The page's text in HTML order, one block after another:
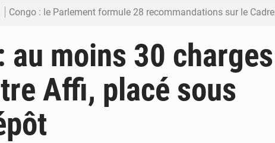
Congo : le Parlement formule 28 recommandations sur le Cadre budgétaire 2027-2029
Congo : la Grande foire agricole pour renforcer la souveraineté alimentaire
Congo-RDC : Brazzaville et Kinshasa renforcent leur coopération en faveur de la jeunesse
Le Congo se dote d’un programme national pour valoriser les produits forestiers non ligneux
au moins 30 charges
Affi, placé sous